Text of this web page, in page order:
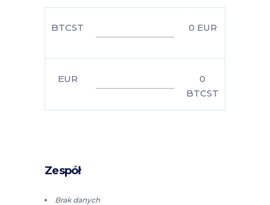
BTCST 0 EUR
EUR
0
BTCST
Zespół
Brak danych